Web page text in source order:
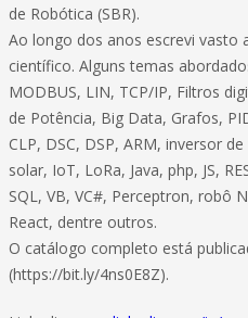
de Robótica (SBR).
Ao longo dos anos escrevi vasto
científico. Alguns temas
MODBUS, LIN, TCP/IP, Filtros
de Potência, Big Data, Grafos,
CLP, DSC, DSP, ARM, inversor
solar, IoT, LoRa, Java, php, JS,
SQL, VB, VC#, Perceptron, robô
React, dentre outros.
O catálogo completo está
(https://bit.ly/4ns0E8Z).